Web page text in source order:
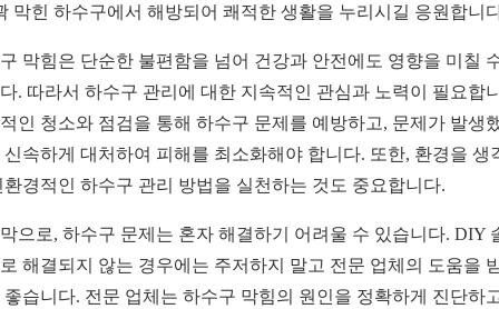
막힌 하수구에서 해방되어 쾌적한 생활을 누리시길 응원합니
막힘은 단순한 불편함을 넘어 건강과 안전에도 영향을 미칠
. 따라서 하수구 관리에 대한 지속적인 관심과 노력이 필요합
인 청소와 점검을 통해 하수구 문제를 예방하고, 문제가 발생
신속하게 대처하여 피해를 최소화해야 합니다. 또한, 환경을 생
환경적인 하수구 관리 방법을 실천하는 것도 중요합니다.
으로, 하수구 문제는 혼자 해결하기 어려울 수 있습니다. DIY
해결되지 않는 경우에는 주저하지 말고 전문 업체의 도움을
좋습니다. 전문 업체는 하수구 막힘의 원인을 정확하게 진단하